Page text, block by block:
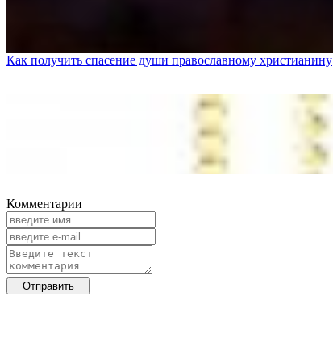
Как получить спасение души православному христианину
Комментарии